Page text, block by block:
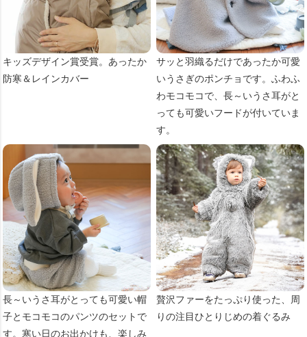
キッズデザイン賞受賞。あったか
防寒＆レインカバー
サッと羽織るだけであったか可愛
いうさぎのポンチョです。ふわふ
わモコモコで、長～いうさ耳がと
っても可愛いフードが付いていま
す。
長～いうさ耳がとっても可愛い帽
子とモコモコのパンツのセットで
す。寒い日のお出かけも、楽しみ
贅沢ファーをたっぷり使った、周
りの注目ひとりじめの着ぐるみ